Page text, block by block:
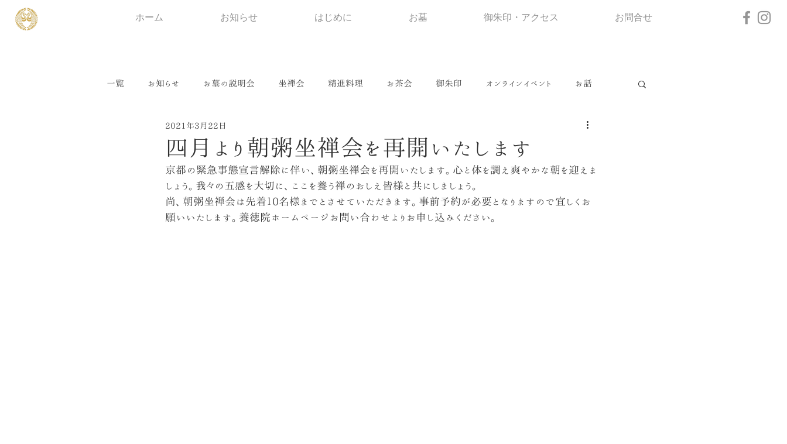
ホーム お知らせ はじめに お墓 御朱印・アクセス お問合せ
一覧 お知らせ お墓の説明会 坐禅会 精進料理 お茶会 御朱印 オンラインイベント お話
四月より朝粥坐禅会を再開いたします
2021年3月22日
京都の緊急事態宣言解除に伴い、朝粥坐禅会を再開いたします。心と体を調え爽やかな朝を迎えま
しょう。我々の五感を大切に、ここを養う禅のおしえ皆様と共にしましょう。
尚、朝粥坐禅会は先着１0名様までとさせていただきます。事前予約が必要となりますので宜しくお
願いいたします。養徳院ホームページお問い合わせよりお申し込みください。